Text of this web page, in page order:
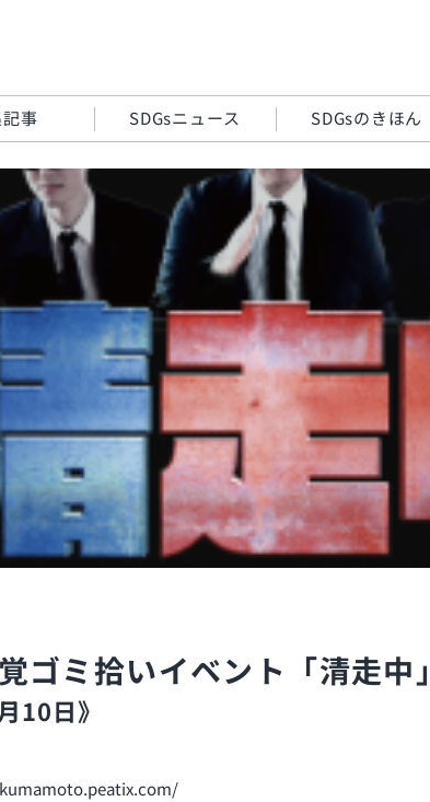
事 SDGsニュース SDGsのきほん
ゴミ拾いイベント「清走中
10日》